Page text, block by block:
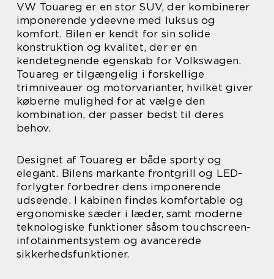
VW Touareg er en stor SUV, der kombinerer
imponerende ydeevne med luksus og
komfort. Bilen er kendt for sin solide
konstruktion og kvalitet, der er en
kendetegnende egenskab for Volkswagen.
Touareg er tilgængelig i forskellige
trimniveauer og motorvarianter, hvilket giver
køberne mulighed for at vælge den
kombination, der passer bedst til deres
behov.
Designet af Touareg er både sporty og
elegant. Bilens markante frontgrill og LED-
forlygter forbedrer dens imponerende
udseende. I kabinen findes komfortable og
ergonomiske sæder i læder, samt moderne
teknologiske funktioner såsom touchscreen-
infotainmentsystem og avancerede
sikkerhedsfunktioner.